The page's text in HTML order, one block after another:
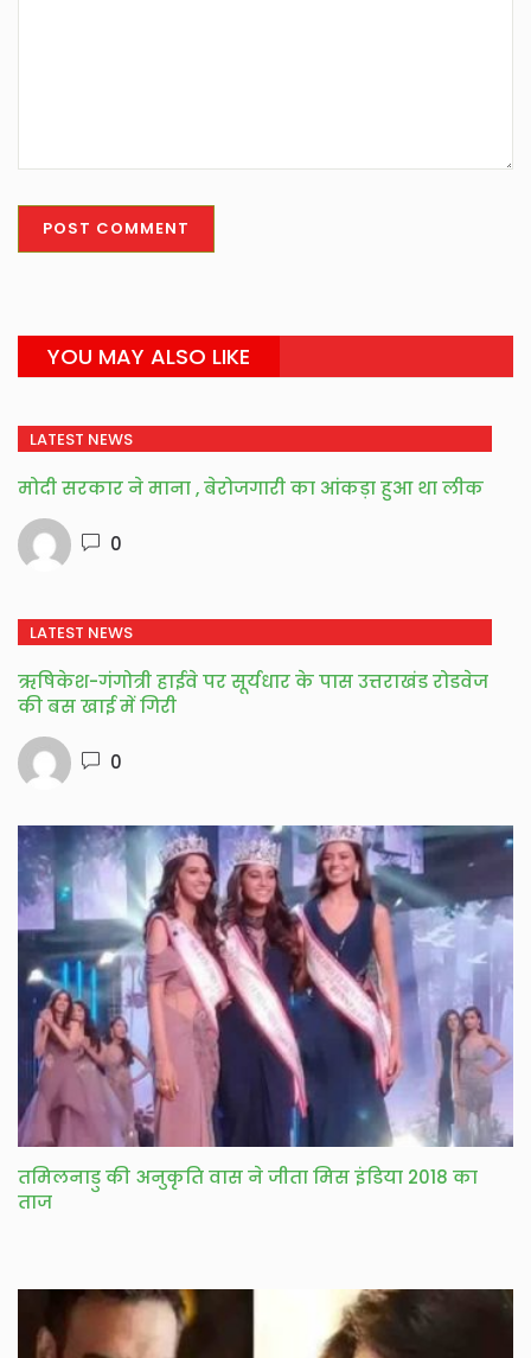
YOU MAY ALSO LIKE
LATEST NEWS
मोदी सरकार ने माना , बेरोजगारी का आंकड़ा हुआ था लीक
0
LATEST NEWS
ऋषिकेश-गंगोत्री हाईवे पर सूर्यधार के पास उत्तराखंड रोडवेज
की बस खाई में गिरी
0
तमिलनाडु की अनुकृति वास ने जीता मिस इंडिया 2018 का
ताज